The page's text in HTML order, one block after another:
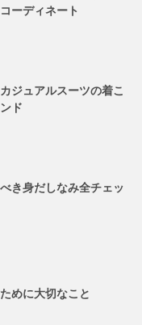
ーディネート
ジュアルスーツの着こ
ド
き身だしなみ全チェッ
めに大切なこと